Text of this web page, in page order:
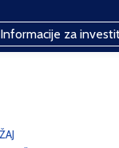
Informacije za